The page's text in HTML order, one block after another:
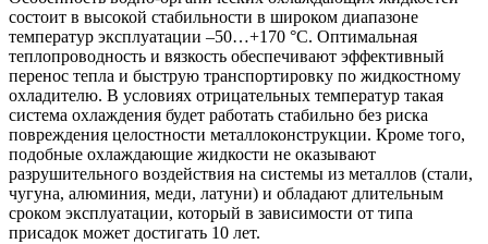
состоит в высокой стабильности в широком диапазоне
температур эксплуатации –50…+170 °С. Оптимальная
теплопроводность и вязкость обеспечивают эффективный
перенос тепла и быструю транспортировку по жидкостному
охладителю. В условиях отрицательных температур такая
система охлаждения будет работать стабильно без риска
повреждения целостности металлоконструкции. Кроме того,
подобные охлаждающие жидкости не оказывают
разрушительного воздействия на системы из металлов (стали,
чугуна, алюминия, меди, латуни) и обладают длительным
сроком эксплуатации, который в зависимости от типа
присадок может достигать 10 лет.